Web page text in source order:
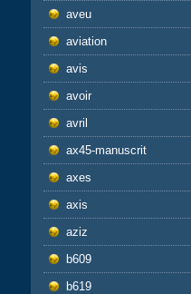
aveu
aviation
avis
avoir
avril
ax45-manuscrit
axes
axis
aziz
b609
b619